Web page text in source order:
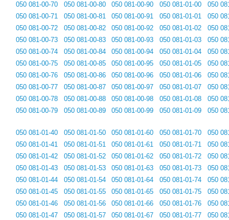
050 081-00-70
050 081-00-71
050 081-00-72
050 081-00-73
050 081-00-74
050 081-00-75
050 081-00-76
050 081-00-77
050 081-00-78
050 081-00-79
050 081-00-80
050 081-00-81
050 081-00-82
050 081-00-83
050 081-00-84
050 081-00-85
050 081-00-86
050 081-00-87
050 081-00-88
050 081-00-89
050 081-00-90
050 081-00-91
050 081-00-92
050 081-00-93
050 081-00-94
050 081-00-95
050 081-00-96
050 081-00-97
050 081-00-98
050 081-00-99
050 081-01-00
050 081-01-01
050 081-01-02
050 081-01-03
050 081-01-04
050 081-01-05
050 081-01-06
050 081-01-07
050 081-01-08
050 081-01-09
050
050
050
050
050
050
050
050
050
050
050 081-01-40
050 081-01-41
050 081-01-42
050 081-01-43
050 081-01-44
050 081-01-45
050 081-01-46
050 081-01-47
050 081-01-50
050 081-01-51
050 081-01-52
050 081-01-53
050 081-01-54
050 081-01-55
050 081-01-56
050 081-01-57
050 081-01-60
050 081-01-61
050 081-01-62
050 081-01-63
050 081-01-64
050 081-01-65
050 081-01-66
050 081-01-67
050 081-01-70
050 081-01-71
050 081-01-72
050 081-01-73
050 081-01-74
050 081-01-75
050 081-01-76
050 081-01-77
050
050
050
050
050
050
050
050